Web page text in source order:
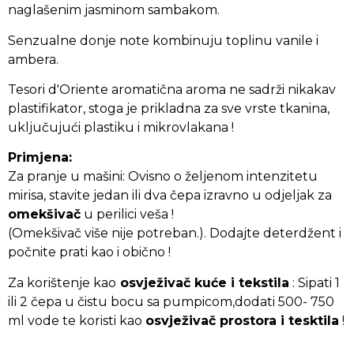
naglašenim jasminom sambakom.
Senzualne donje note kombinuju toplinu vanile i
ambera.
Tesori d'Oriente aromatična aroma ne sadrži nikakav
plastifikator, stoga je prikladna za sve vrste tkanina,
uključujući plastiku i mikrovlakana !
Primjena:
Za pranje u mašini: Ovisno o željenom intenzitetu
mirisa, stavite jedan ili dva čepa izravno u odjeljak za
omekšivač u perilici veša !
(Omekšivač više nije potreban.). Dodajte deterdžent i
počnite prati kao i obično !
Za korištenje kao osvježivač kuće i tekstila : Sipati 1
ili 2 čepa u čistu bocu sa pumpicom,dodati 500- 750
ml vode te koristi kao osvježivač prostora i tesktila !